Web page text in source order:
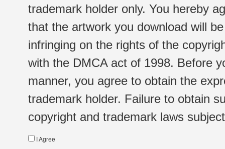
trademark holder only. You hereby
that the artwork you download will
infringing on the rights of the
with the DMCA act of 1998. Before
manner, you agree to obtain the
trademark holder. Failure to obtain
copyright and trademark laws
I Agree